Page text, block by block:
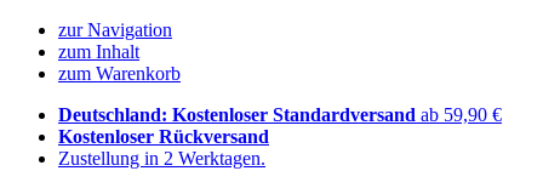
zur Navigation
zum Inhalt
zum Warenkorb
Deutschland: Kostenloser Standardversand ab 59,90 €
Kostenloser Rückversand
Zustellung in 2 Werktagen.